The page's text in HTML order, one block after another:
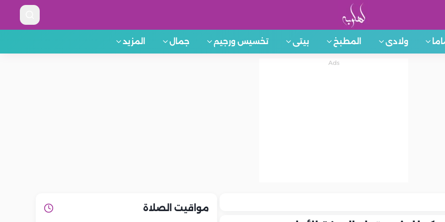
ولادى المطبخ بيتى تخسيس ورجيم جمال المزيد
مواقيت الصلاة